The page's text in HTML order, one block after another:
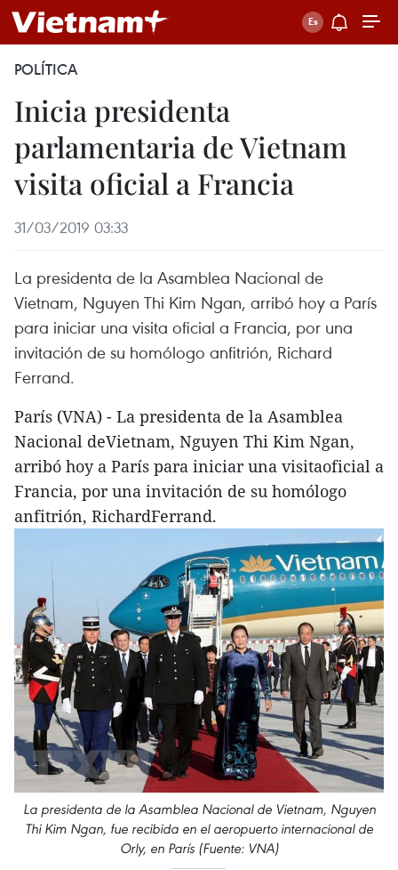
POLÍTICA
Inicia presidenta
parlamentaria de Vietnam
visita oficial a Francia
31/03/2019 03:33
La presidenta de la Asamblea Nacional de
Vietnam, Nguyen Thi Kim Ngan, arribó hoy a París
para iniciar una visita oficial a Francia, por una
invitación de su homólogo anfitrión, Richard
Ferrand.
París (VNA) - La presidenta de la Asamblea
Nacional deVietnam, Nguyen Thi Kim Ngan,
arribó hoy a París para iniciar una visitaoficial a
Francia, por una invitación de su homólogo
anfitrión, RichardFerrand.
La presidenta de la Asamblea Nacional de Vietnam, Nguyen
Thi Kim Ngan, fue recibida en el aeropuerto internacional de
Orly, en París (Fuente: VNA)